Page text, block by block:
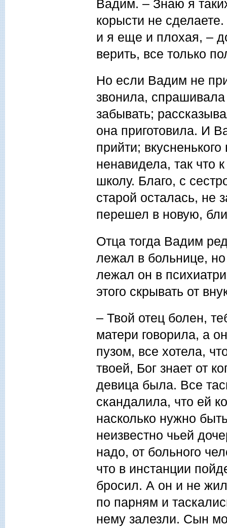
Вадим. – Знаю я
корысти не
и я еще и плохая, –
верить, все только
Но если Вадим не
звонила,
забывать;
она приготовила. И
прийти;
ненавидела, так что
школу. Благо, с
старой осталась, не
перешел в новую,
Отца тогда Вадим
лежал в больнице,
лежал он в
этого скрывать от
– Твой отец болен,
матери говорила, а
пузом, все хотела,
твоей, Бог знает от
девица была. Все
скандалила, что ей
насколько нужно
неизвестно чьей
надо, от больного
что в инстанции
бросил. А он и не
по парням и
нему залезли. Сын